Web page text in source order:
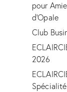
pour
d’Opale
Club
2026